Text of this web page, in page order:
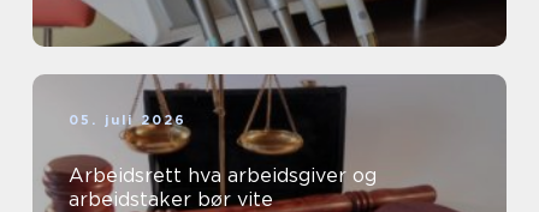
05. juli 2026
Arbeidsrett hva arbeidsgiver og
arbeidstaker bør vite